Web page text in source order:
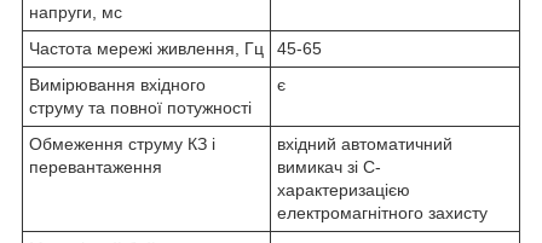
напруги, мс
Частота мережі живлення, Гц
45-65
Вимірювання вхідного
струму та повної потужності
є
Обмеження струму КЗ і
перевантаження
вхідний автоматичний
вимикач зі С-
характеризацією
електромагнітного захисту